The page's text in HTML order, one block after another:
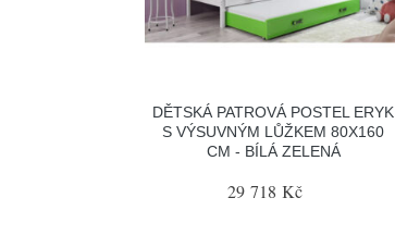
DĚTSKÁ PATROVÁ POSTEL ERYK
S VÝSUVNÝM LŮŽKEM 80X160
CM - BÍLÁ ZELENÁ
29 718 Kč